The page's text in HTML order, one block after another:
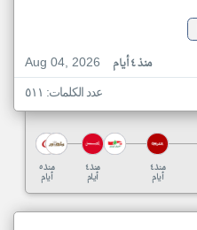
Aug 04, 2026
منذ ٤ أيام
عدد الكلمات: ٥١١
منذ ٥
أيام
منذ ٤
أيام
منذ ٤
أيام